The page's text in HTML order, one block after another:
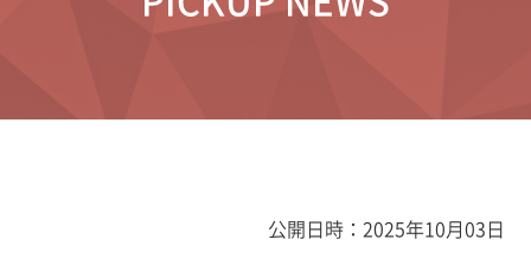
公開日時：2025年10月03日